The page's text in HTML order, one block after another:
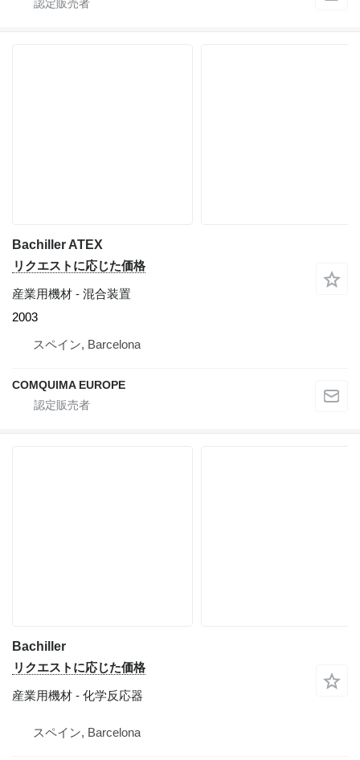
Bachiller ATEX
リクエストに応じた価格
産業用機材 - 混合装置
2003
スペイン, Barcelona
COMQUIMA EUROPE
Bachiller
リクエストに応じた価格
産業用機材 - 化学反応器
スペイン, Barcelona